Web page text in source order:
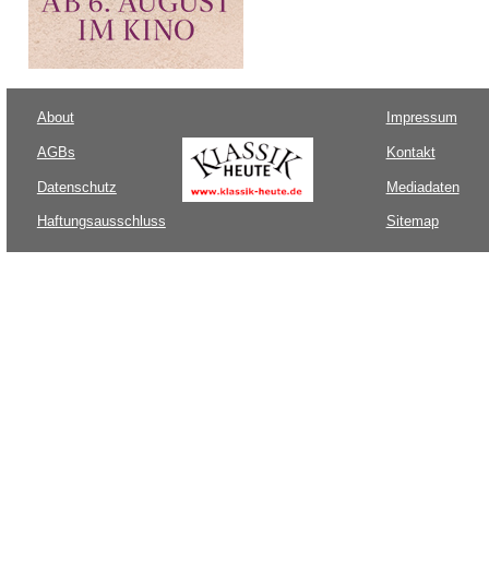
About
AGBs
Datenschutz
Haftungsausschluss
Impressum
Kontakt
Mediadaten
Sitemap